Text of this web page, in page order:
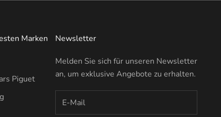
Marken
Piguet
Newsletter
Melden Sie sich für unseren Newsletter
an, um exklusive Angebote zu erhalten.